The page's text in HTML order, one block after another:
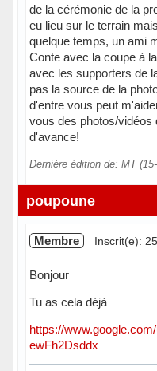
de la cérémonie de la
eu lieu sur le terrain
quelque temps, un ami
Conte avec la coupe à
avec les supporters de
pas la source de la
d'entre vous peut
vous des photos/vidéos
d'avance!
Dernière édition de: MT
Hors ligne
poupoune
Membre Inscrit(e):
Bonjour
Tu as cela déjà
https://
ewFh2Dsddx